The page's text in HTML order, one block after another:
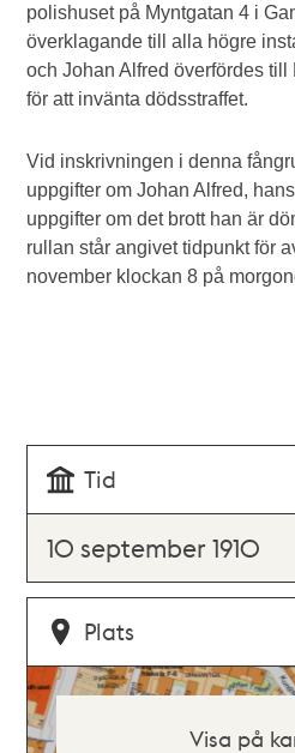
polishuset på Myntgatan 4 i
överklagande till alla högre
och Johan Alfred överfördes
för att invänta dödsstraffet.
Vid inskrivningen i denna
uppgifter om Johan Alfred,
uppgifter om det brott han är
rullan står angivet tidpunkt för
november klockan 8 på
Tid
10 september 1910
Plats
Visa på